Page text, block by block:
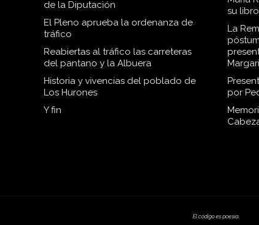
de la Diputación
El Pleno aprueba la ordenanza de
tráfico
Reabiertas al tráfico las carreteras
del pantano y la Albuera
Historia y vivencias del poblado de
Los Hurones
Y fin
su
La
por
El código es poesía.